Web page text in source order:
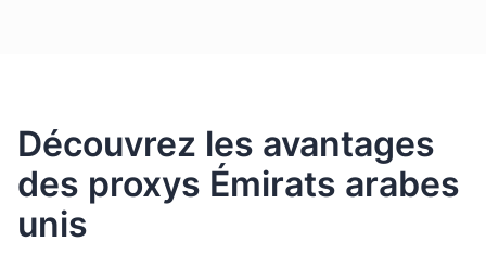
Découvrez les avantages
des proxys Émirats arabes
unis